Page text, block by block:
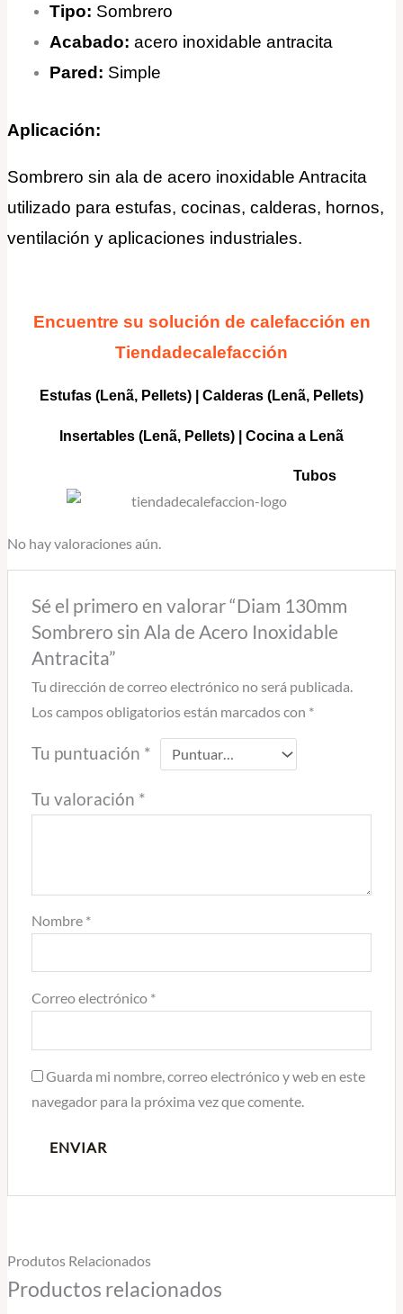
Tipo: Sombrero
Acabado: acero inoxidable antracita
Pared: Simple
Aplicación:
Sombrero sin ala de acero inoxidable Antracita
utilizado para estufas, cocinas, calderas, hornos,
ventilación y aplicaciones industriales.
Encuentre su solución de calefacción en
Tiendadecalefacción
Estufas (Lenã, Pellets) Calderas (Lenã, Pellets)
Insertables (Lenã, Pellets) | Cocina a Lenã
Tubos
No hay valoraciones aún.
Sé el primero en valorar “Diam 130mm
Sombrero sin Ala de Acero Inoxidable
Antracita”
Tu dirección de correo electrónico no será publicada.
Los campos obligatorios están marcados con *
Tu puntuación *
Tu valoración *
Nombre *
Correo electrónico *
Guarda mi nombre, correo electrónico y web en este
navegador para la próxima vez que comente.
Produtos Relacionados
Productos relacionados